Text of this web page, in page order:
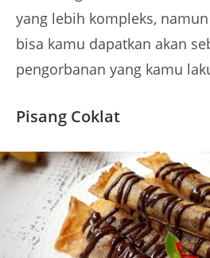
yang lebih kompleks,
bisa kamu dapatkan akan
pengorbanan yang kamu
Pisang Coklat